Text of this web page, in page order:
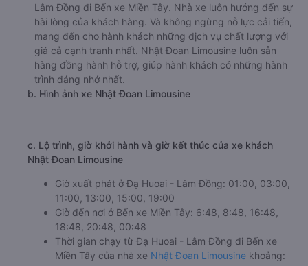
Lâm Đồng đi Bến xe Miền Tây. Nhà xe luôn hướng đến sự
hài lòng của khách hàng. Và không ngừng nỗ lực cải tiến,
mang đến cho hành khách những dịch vụ chất lượng với
giá cả cạnh tranh nhất. Nhật Đoan Limousine luôn sẵn
hàng đồng hành hỗ trợ, giúp hành khách có những hành
trình đáng nhớ nhất.
b. Hình ảnh xe Nhật Đoan Limousine